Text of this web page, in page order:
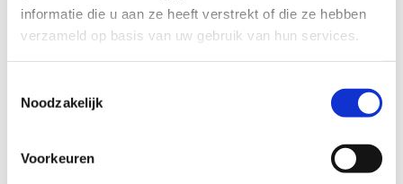
informatie die u aan ze heeft verstrekt of die ze hebben
verzameld op basis van uw gebruik van hun services.
Noodzakelijk
Voorkeuren